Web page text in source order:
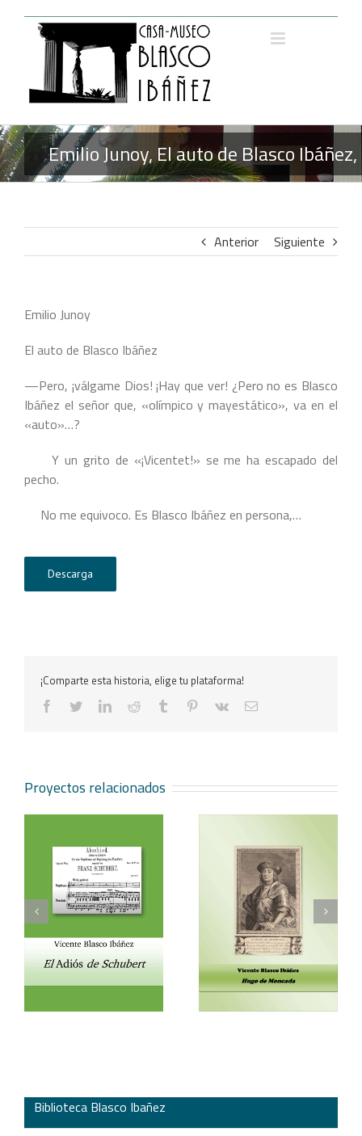
contenido
Emilio Junoy, El auto de Blasco
Anterior Siguiente
Emilio Junoy
El auto de Blasco Ibáñez
—Pero, ¡válgame Dios! ¡Hay que ver! ¿Pero no es Blasco
Ibáñez el señor que, «olímpico y mayestático», va en el
«auto»…?
Y un grito de «¡Vicentet!» se me ha escapado del
pecho.
No me equivoco. Es Blasco Ibáñez en persona,…
Descarga
¡Comparte esta historia, elige tu plataforma!
facebooktwitterlinkedinreddit tumblr pinterest
vk
Correo
Proyectos relacionados
Vicente Blasco Ibáñez,
Hugo de Moncada
Aventura veneciana y
otros cuentos
Biblioteca Blasco Ibañez